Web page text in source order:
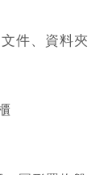
件、資料夾